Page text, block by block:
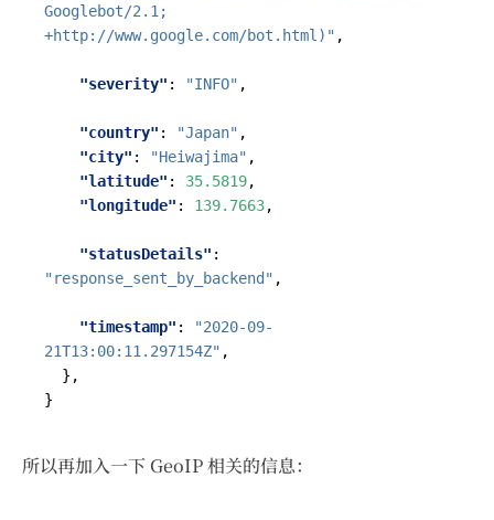
Googlebot/2.1;
+http://www.google.com/bot.html)" ,
"severity" : "INFO" ,
"country" : "Japan" ,
"city" : "Heiwajima" ,
"latitude" : 35.5819,
"longitude" : 139.7663,
"statusDetails" :
"response_sent_by_backend" ,
"timestamp" :
"2020-09-
21T13:00:11.297154Z" ,
},
}
所以再加入一下 GeoIP 相关的信息：